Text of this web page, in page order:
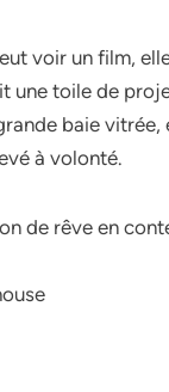
voir un film,
une toile de
baie vitrée,
à volonté.